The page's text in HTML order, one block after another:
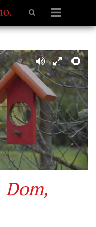
Dom,